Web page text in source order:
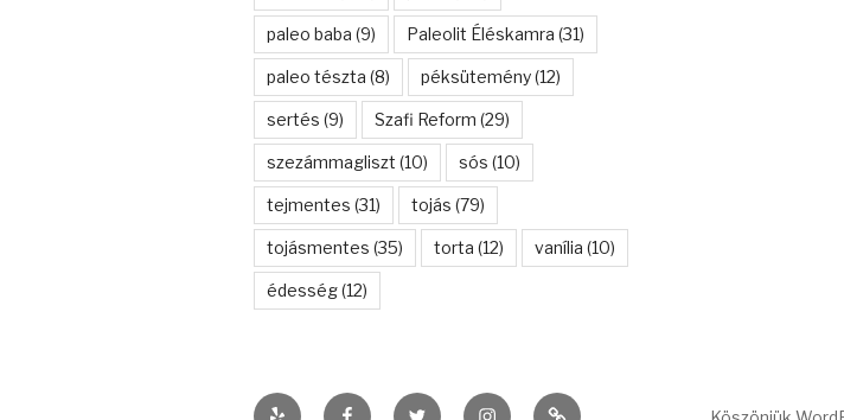
paleo baba (9) Paleolit Éléskamra (31)
paleo tészta (8) péksütemény(12)
sertés (9) Szafi Reform (29)
szezámmagliszt (10) sós (10)
tejmentes (31) tojás (79)
tojásmentes (35) torta (12) vanília (10)
édesség(12)
Yelp FacebookTwitter Instagramkelczanett@gmail.com